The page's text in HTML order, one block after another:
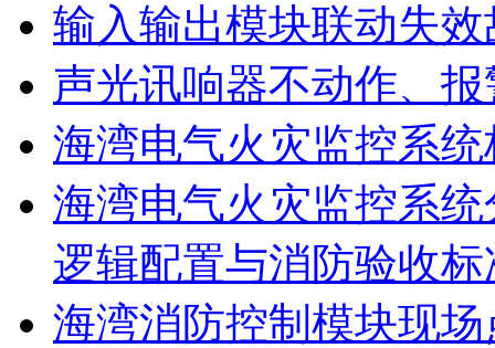
输入输出模块联动失效
声光讯响器不动作、
海湾电气火灾监控系
海湾电气火灾监控系
逻辑配置与消防验收标
海湾消防控制模块现